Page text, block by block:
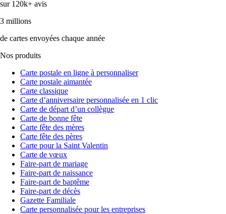
sur 120k+ avis
3 millions
de cartes envoyées chaque année
Nos produits
Carte postale en ligne à personnaliser
Carte postale aimantée
Carte classique
Carte d’anniversaire personnalisée en 1 clic
Carte de départ d’un collègue
Carte de bonne fête
Carte fête des mères
Carte fête des pères
Carte pour la Saint Valentin
Carte de vœux
Faire-part de mariage
Faire-part de naissance
Faire-part de baptême
Faire-part de décès
Gazette Familiale
Carte personnalisée pour les entreprises